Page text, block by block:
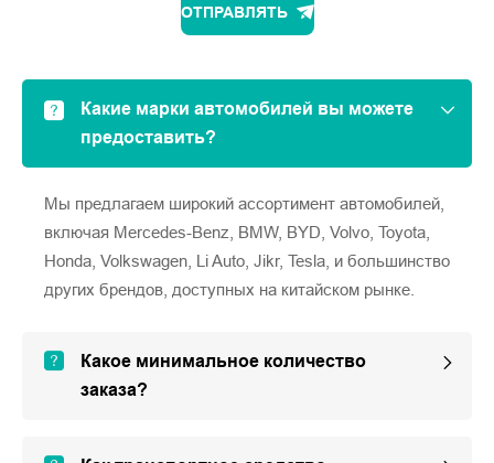
ОТПРАВЛЯТЬ
Какие марки автомобилей вы можете
предоставить?
Мы предлагаем широкий ассортимент автомобилей,
включая Mercedes-Benz, BMW, BYD, Volvo, Toyota,
Honda, Volkswagen, Li Auto, Jikr, Tesla, и большинство
других брендов, доступных на китайском рынке.
Какое минимальное количество
заказа?